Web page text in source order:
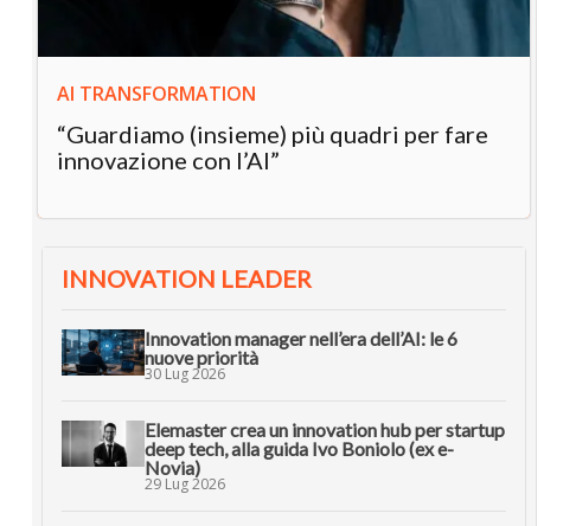
AI TRANSFORMATION
“Guardiamo (insieme) più quadri per fare
innovazione con l’AI”
INNOVATION LEADER
Innovation manager nell’era dell’AI: le 6
nuove priorità
30 Lug 2026
Elemaster crea un innovation hub per startup
deep tech, alla guida Ivo Boniolo (ex e-
Novia)
29 Lug 2026